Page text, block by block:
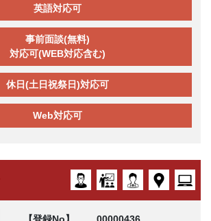
英語対応可
事前面談(無料)
対応可(WEB対応含む)
休日(土日祝祭日)対応可
Web対応可